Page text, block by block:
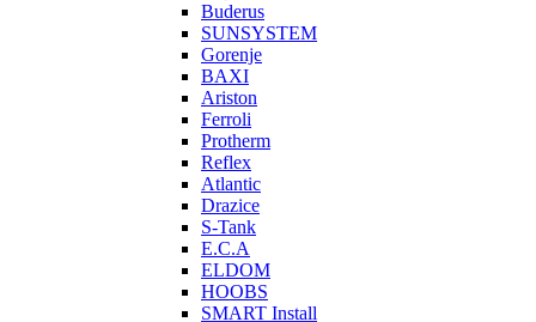
Buderus
SUNSYSTEM
Gorenje
BAXI
Ariston
Ferroli
Protherm
Reflex
Atlantic
Drazice
S-Tank
E.C.A
ELDOM
HOOBS
SMART Install